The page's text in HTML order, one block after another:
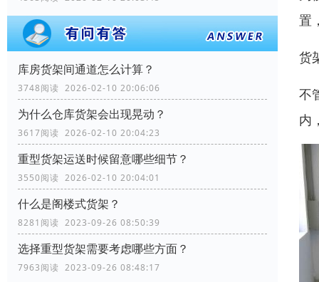
库房货架间通道怎么计算？
3748阅读 2026-02-10 20:06:06
为什么仓库货架会出现晃动？
3617阅读 2026-02-10 20:04:23
重型货架运送时候留意哪些细节？
3550阅读 2026-02-10 20:04:01
什么是阁楼式货架？
8281阅读 2023-09-26 08:50:39
选择重型货架需要考虑哪些方面？
7963阅读 2023-09-26 08:48:17
置
货
不
内